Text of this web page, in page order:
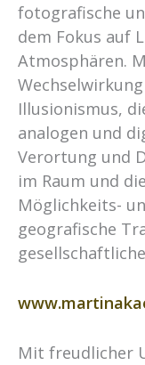
fotografische
dem Fokus auf
Atmosphären.
Illusionismus,
analogen und
Verortung und
im Raum und
Möglichkeits-
geografische
Mit freudlicher